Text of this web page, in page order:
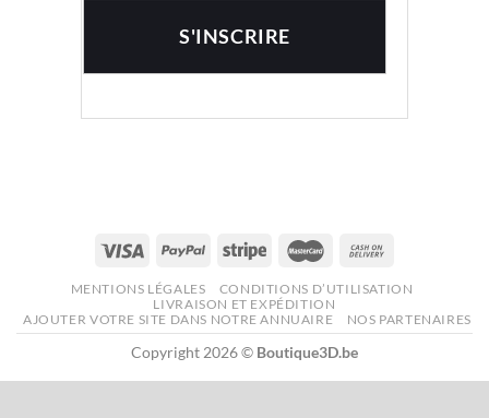
MENTIONS LÉGALES
CONDITIONS D’UTILISATION
LIVRAISON ET EXPÉDITION
AJOUTER VOTRE SITE DANS NOTRE ANNUAIRE
NOS PARTENAIRES
Copyright 2026 © Boutique3D.be